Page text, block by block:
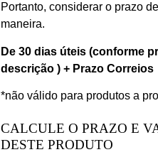
Portanto, considerar o prazo
maneira.
De 30 dias úteis (conforme
descrição ) + Prazo Correios
*não válido para produtos a
CALCULE O PRAZO E
DESTE PRODUTO